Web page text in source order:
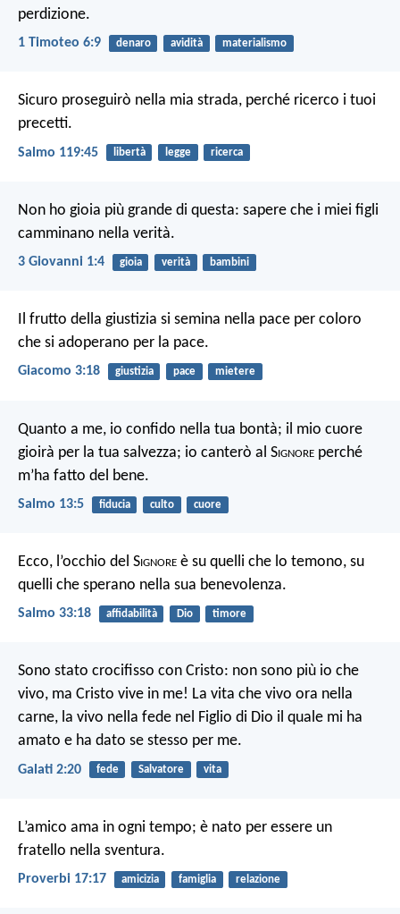
perdizione.
1 Timoteo 6:9 denaro avidità materialismo
Sicuro proseguirò nella mia strada, perché ricerco i tuoi
precetti.
Salmo 119:45 libertà legge ricerca
Non ho gioia più grande di questa: sapere che i miei figli
camminano nella verità.
3 Giovanni 1:4 gioia verità bambini
Il frutto della giustizia si semina nella pace per coloro
che si adoperano per la pace.
Giacomo 3:18 giustizia pace mietere
Quanto a me, io confido nella tua bontà; il mio cuore
gioirà per la tua salvezza; io canterò al Signore perché
m’ha fatto del bene.
Salmo 13:5 fiducia culto cuore
Ecco, l’occhio del Signore è su quelli che lo temono, su
quelli che sperano nella sua benevolenza.
Salmo 33:18 affidabilità Dio timore
Sono stato crocifisso con Cristo: non sono più io che
vivo, ma Cristo vive in me! La vita che vivo ora nella
carne, la vivo nella fede nel Figlio di Dio il quale mi ha
amato e ha dato se stesso per me.
Galati 2:20 fede Salvatore vita
L’amico ama in ogni tempo; è nato per essere un
fratello nella sventura.
Proverbi 17:17 amicizia famiglia relazione